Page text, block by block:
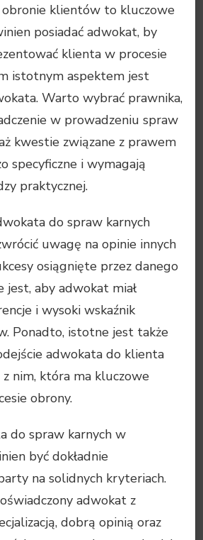
klientów to kluczowe
posiadać adwokat, by
klienta w procesie
istotnym aspektem jest
Warto wybrać prawnika,
w prowadzeniu spraw
kwestie związane z prawem
specyficzne i wymagają
praktycznej.
do spraw karnych
uwagę na opinie innych
osiągnięte przez danego
jest, aby adwokat miał
i wysoki wskaźnik
Ponadto, istotne jest także
adwokata do klienta
z nim, która ma kluczowe
obrony.
do spraw karnych w
być dokładnie
na solidnych kryteriach.
adwokat z
dobrą opinią oraz